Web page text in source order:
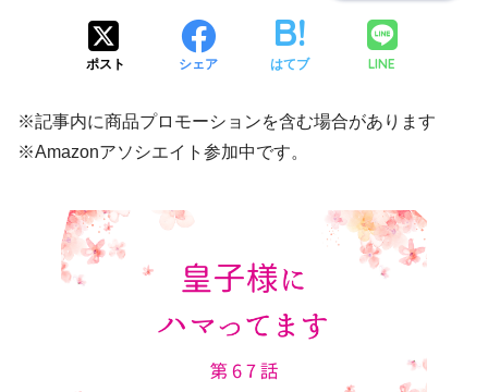
ポスト シェア はてブ LINE
※記事内に商品プロモーションを含む場合があります
※Amazonアソシエイト参加中です。